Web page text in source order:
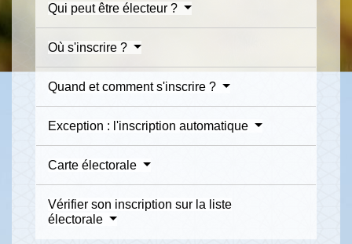
Qui peut être électeur ?
Où s'inscrire ?
Quand et comment s'inscrire ?
Exception : l'inscription automatique
Carte électorale
Vérifier son inscription sur la liste
électorale